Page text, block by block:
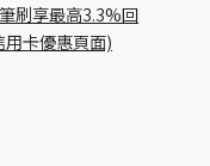
刷享最高3.3%回
卡優惠頁面)